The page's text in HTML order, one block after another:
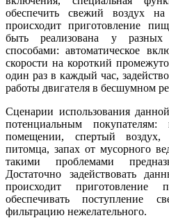
обеспечить свежий воздух
происходит приготовление
быть реализована у разных
способами: автоматическое
скорости на короткий
один раз в каждый час,
работы двигателя в бесшумном
Сценарии использования
потенциальным
помещении, спертый
питомца, запах от мусорного
такими проблемами
Достаточно задействовать
происходит
обеспечивать поступление
фильтрацию нежелательного.